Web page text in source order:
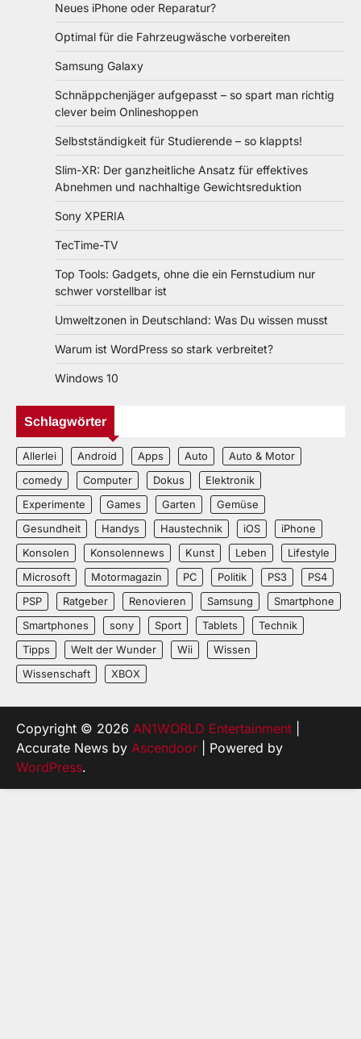
Neues iPhone oder Reparatur?
Optimal für die Fahrzeugwäsche vorbereiten
Samsung Galaxy
Schnäppchenjäger aufgepasst – so spart man richtig
clever beim Onlineshoppen
Selbstständigkeit für Studierende – so klappts!
Slim-XR: Der ganzheitliche Ansatz für effektives
Abnehmen und nachhaltige Gewichtsreduktion
Sony XPERIA
TecTime-TV
Top Tools: Gadgets, ohne die ein Fernstudium nur
schwer vorstellbar ist
Umweltzonen in Deutschland: Was Du wissen musst
Warum ist WordPress so stark verbreitet?
Windows 10
Schlagwörter
Allerlei Android Apps Auto
Auto & Motor
comedy
Computer Dokus
Elektronik
Experimente
Games Garten
Gemüse
Gesundheit
Handys Haustechnik iOS
iPhone
Konsolen
Konsolennews Kunst Leben
Lifestyle
Microsoft
Motormagazin PC Politik PS3
PS4
PSP
Ratgeber Renovieren Samsung
Smartphone
Smartphones
sony Sport Tablets
Technik
Tipps
Welt der Wunder Wii
Wissen
Wissenschaft
XBOX
Copyright © 2026 AN1WORLD Entertainment
Accurate News by Ascendoor | Powered by
WordPress.